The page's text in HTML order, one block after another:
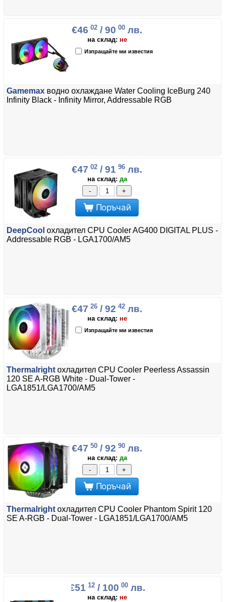
€46 02 / 90 00 лв.
на склад: не
Изпращайте ми известия
Gamemax водно охлаждане Water Cooling IceBurg 240
Infinity Black - Infinity Mirror, Addressable RGB
€47 02 / 91 96 лв.
на склад: да
-
+
Поръчай
DeepCool охладител CPU Cooler AG400 DIGITAL PLUS -
Addressable RGB - LGA1700/AM5
€47 26 / 92 42 лв.
на склад: не
Изпращайте ми известия
Thermalright охладител CPU Cooler Peerless Assassin
120 SE A-RGB White - Dual-Tower -
LGA1851/LGA1700/AM5
€47 50 / 92 90 лв.
на склад: да
-
+
Поръчай
Thermalright охладител CPU Cooler Phantom Spirit 120
SE A-RGB - Dual-Tower - LGA1851/LGA1700/AM5
€51 12 / 100 00 лв.
на склад: не